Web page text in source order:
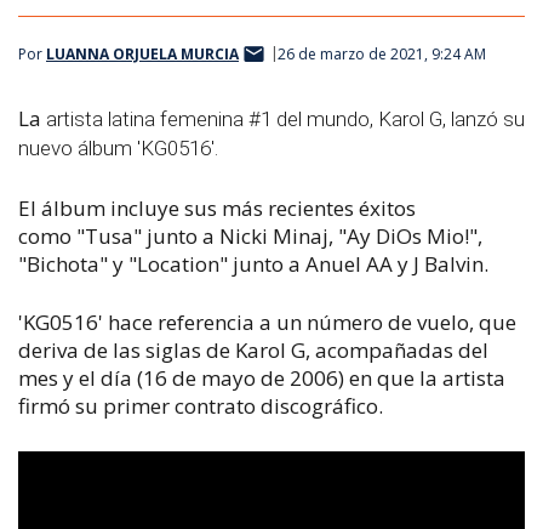
Por LUANNA ORJUELA MURCIA 26 de marzo de 2021, 9:24 AM
La artista latina femenina #1 del mundo, Karol G, lanzó su
nuevo álbum 'KG0516'.
El álbum incluye sus más recientes éxitos
como "Tusa" junto a Nicki Minaj, "Ay DiOs Mio!",
"Bichota" y "Location" junto a Anuel AA y J Balvin.
'KG0516' hace referencia a un número de vuelo, que
deriva de las siglas de Karol G, acompañadas del
mes y el día (16 de mayo de 2006) en que la artista
firmó su primer contrato discográfico.